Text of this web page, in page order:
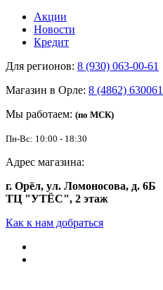
Акции
Новости
Кредит
Для регионов: 8 (930) 063-00-61
Магазин в Орле: 8 (4862) 630061
Мы работаем: (по МСК)
Пн-Вс: 10:00 - 18:30
Адрес магазина:
г. Орёл, ул. Ломоносова, д. 6Б
ТЦ "УТЁС", 2 этаж
Как к нам добраться